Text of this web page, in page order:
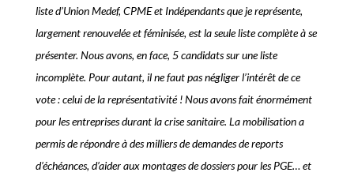
liste d’Union Medef, CPME et Indépendants que je représente,
largement renouvelée et féminisée, est la seule liste complète à se
présenter. Nous avons, en face, 5 candidats sur une liste
incomplète. Pour autant, il ne faut pas négliger l’intérêt de ce
vote : celui de la représentativité ! Nous avons fait énormément
pour les entreprises durant la crise sanitaire. La mobilisation a
permis de répondre à des milliers de demandes de reports
d’échéances, d’aider aux montages de dossiers pour les PGE… et